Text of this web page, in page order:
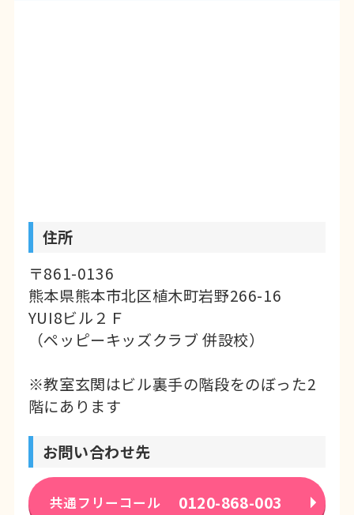
今やパソコンスキルは
ても過言ではありません。
リスキリング・お子様の習い事・就職&
転職準備 として
パソコンをはじめてみませんか？
パソコンスキルを身につけて、趣味や仕
事の幅を広げましょう！
随時、無料体験受付中！
歓迎！
まずはお気軽にお問合せください。
住所
〒861-0136
熊本県熊本市北区植木町岩野266-16
YUI8ビル２Ｆ
（ペッピーキッズクラブ 併設校）
※教室玄関はビル裏手の階段をのぼった2
階にあります
お問い合わせ先
共通フリーコール 0120-868-003